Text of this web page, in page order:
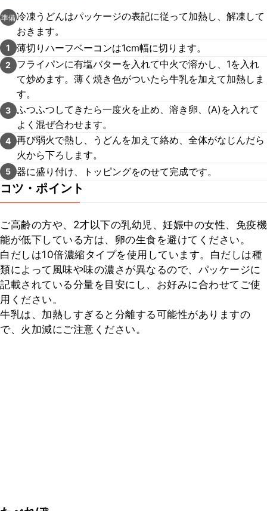
準備冷凍うどんはパッケージの表記に従って加熱し、解凍して
おきます。
1 薄切りハーフベーコンは1cm幅に切ります。
2
フライパンに有塩バターを入れて中火で溶かし、1を入れ
て炒めます。薄く焼き色がついたら牛乳を加えて加熱しま
す。
3 ふつふつしてきたら一度火を止め、溶き卵、(A)を入れて
よく混ぜ合わせます。
4 再び弱火で熱し、うどんを加えて絡め、全体がなじんだら
火から下ろします。
5 器に盛り付け、トッピングをのせて完成です。
コツ・ポイント
ご高齢の方や、2才以下の乳幼児、妊娠中の女性、免疫機
能が低下している方は、卵の生食を避けてください。
白だしは10倍濃縮タイプを使用しています。白だしは種
類によって風味や味の濃さが異なるので、パッケージに
記載されている分量を目安にし、お好みに合わせてご使
用ください。
牛乳は、加熱しすぎると分離する可能性がありますの
で、火加減にご注意ください。